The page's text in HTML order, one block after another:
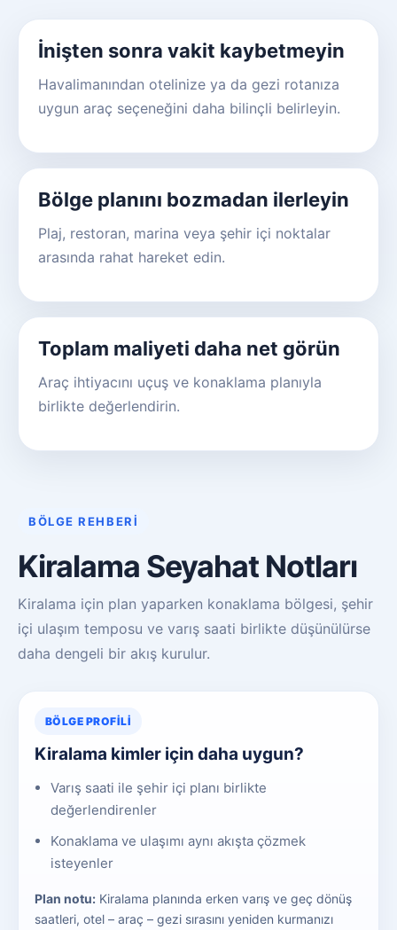
İnişten sonra vakit kaybetmeyin
Havalimanından otelinize ya da gezi rotanıza
uygun araç seçeneğini daha bilinçli belirleyin.
Bölge planını bozmadan ilerleyin
Plaj, restoran, marina veya şehir içi noktalar
arasında rahat hareket edin.
Toplam maliyeti daha net görün
Araç ihtiyacını uçuş ve konaklama planıyla
birlikte değerlendirin.
BÖLGE REHBERI
Kiralama Seyahat Notları
Kiralama için plan yaparken konaklama bölgesi, şehir
içi ulaşım temposu ve varış saati birlikte düşünülürse
daha dengeli bir akış kurulur.
BÖLGE PROFILI
Kiralama kimler için daha uygun?
Varış saati ile şehir içi planı birlikte
değerlendirenler
Konaklama ve ulaşımı aynı akışta çözmek
isteyenler
Plan notu: Kiralama planında erken varış ve geç dönüş
saatleri, otel – araç – gezi sırasını yeniden kurmanızı